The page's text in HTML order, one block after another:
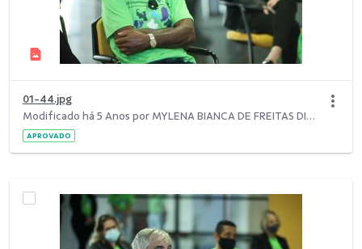
01-44.jpg
Modificado há 5 Anos por MYLENA BIANCA DE FREITAS DIAS.
APROVADO